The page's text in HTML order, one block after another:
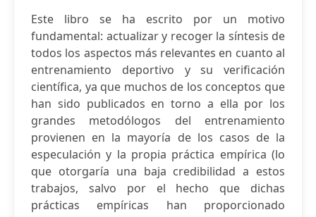
Este libro se ha escrito por un motivo
fundamental: actualizar y recoger la síntesis de
todos los aspectos más relevantes en cuanto al
entrenamiento deportivo y su verificación
científica, ya que muchos de los conceptos que
han sido publicados en torno a ella por los
grandes metodólogos del entrenamiento
provienen en la mayoría de los casos de la
especulación y la propia práctica empírica (lo
que otorgaría una baja credibilidad a estos
trabajos, salvo por el hecho que dichas
prácticas empíricas han proporcionado